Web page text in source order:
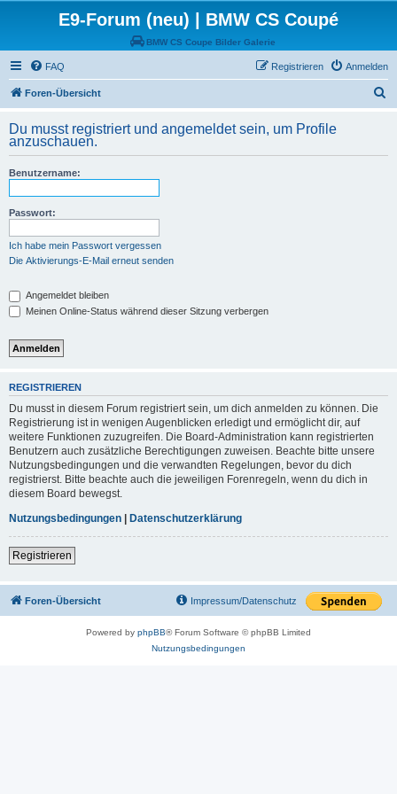
E9-Forum (neu) | BMW CS Coupé
BMW CS Coupe Bilder Galerie
FAQ Anmelden
Registrieren
Foren-Übersicht
h
Du musst registriert und angemeldet sein, um Profile
anzuschauen.
Benutzername:
Passwort:
Ich habe mein Passwort vergessen
Die Aktivierungs-E-Mail erneut senden
Angemeldet bleiben
Meinen Online-Status während dieser Sitzung verbergen
REGISTRIEREN
Du musst in diesem Forum registriert sein, um dich anmelden zu können. Die
Registrierung ist in wenigen Augenblicken erledigt und ermöglicht dir, auf
weitere Funktionen zuzugreifen. Die Board-Administration kann registrierten
Benutzern auch zusätzliche Berechtigungen zuweisen. Beachte bitte unsere
Nutzungsbedingungen und die verwandten Regelungen, bevor du dich
registrierst. Bitte beachte auch die jeweiligen Forenregeln, wenn du dich in
diesem Board bewegst.
Nutzungsbedingungen | Datenschutzerklärung
Registrieren
Foren-Übersicht Impressum/Datenschutz
Powered by phpBB® Forum Software © phpBB Limited
Nutzungsbedingungen